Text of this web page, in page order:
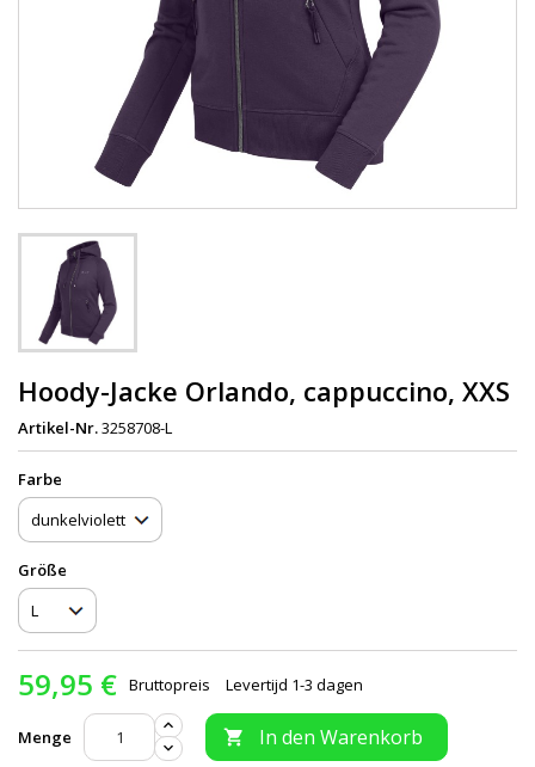
Hoody-Jacke Orlando, cappuccino, XXS
Artikel-Nr.3258708-L
Farbe
Größe
59,95 € Bruttopreis Levertijd 1-3 dagen
Menge  In den Warenkorb